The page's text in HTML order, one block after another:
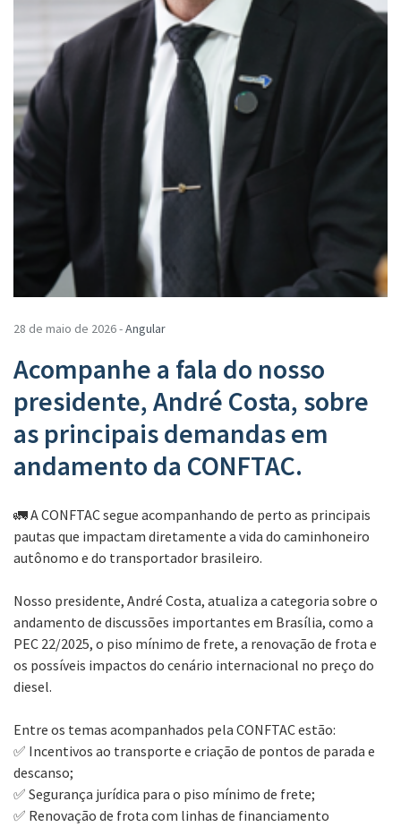
28 de maio de 2026 -Angular
Acompanhe a fala do nosso
presidente, André Costa, sobre
as principais demandas em
andamento da CONFTAC.
🚛 A CONFTAC segue acompanhando de perto as principais
pautas que impactam diretamente a vida do caminhoneiro
autônomo e do transportador brasileiro.
Nosso presidente, André Costa, atualiza a categoria sobre o
andamento de discussões importantes em Brasília, como a
PEC 22/2025, o piso mínimo de frete, a renovação de frota e
os possíveis impactos do cenário internacional no preço do
diesel.
Entre os temas acompanhados pela CONFTAC estão:
✅ Incentivos ao transporte e criação de pontos de parada e
descanso;
✅ Segurança jurídica para o piso mínimo de frete;
✅ Renovação de frota com linhas de financiamento